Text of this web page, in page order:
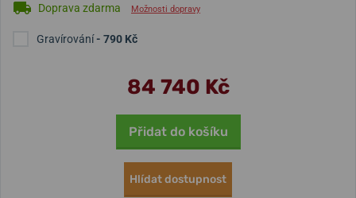
Doprava zdarma Možnosti dopravy
Gravírování- 790 Kč
84 740 Kč
Přidat do košíku
Hlídat dostupnost